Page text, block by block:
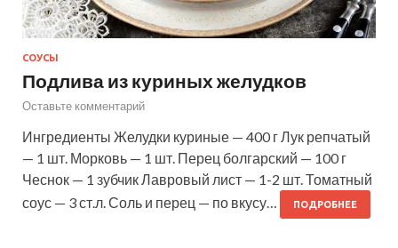
СОУСЫ
Подлива из куриных желудков
Оставьте комментарий
Ингредиенты Желудки куриные — 400 г Лук репчатый
— 1 шт. Морковь — 1 шт. Перец болгарский — 100 г
Чеснок — 1 зубчик Лавровый лист — 1-2 шт. Томатный
соус — 3 ст.л. Соль и перец — по вкусу…
ПОДРОБНЕЕ